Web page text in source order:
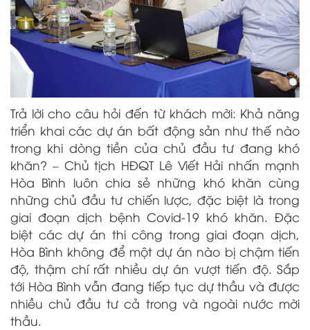
Trả lời cho câu hỏi đến từ khách mời: Khả năng
triển khai các dự án bất động sản như thế nào
trong khi dòng tiền của chủ đầu tư đang khó
khăn? – Chủ tịch HĐQT Lê Viết Hải nhấn mạnh
Hòa Bình luôn chia sẻ những khó khăn cùng
những chủ đầu tư chiến lược, đặc biệt là trong
giai đoạn dịch bệnh Covid-19 khó khăn. Đặc
biệt các dự án thi công trong giai đoạn dịch,
Hòa Bình không để một dự án nào bị chậm tiến
độ, thậm chí rất nhiều dự án vượt tiến độ. Sắp
tới Hòa Bình vẫn đang tiếp tục dự thầu và được
nhiều chủ đầu tư cả trong và ngoài nước mời
thầu.